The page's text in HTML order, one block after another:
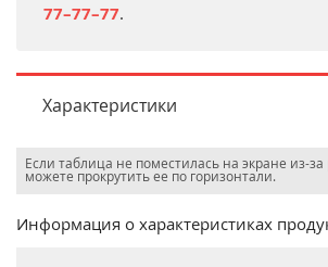
77–77–77.
Характеристики
Если таблица не поместилась на экране из-
можете прокрутить ее по горизонтали.
Информация о характеристиках